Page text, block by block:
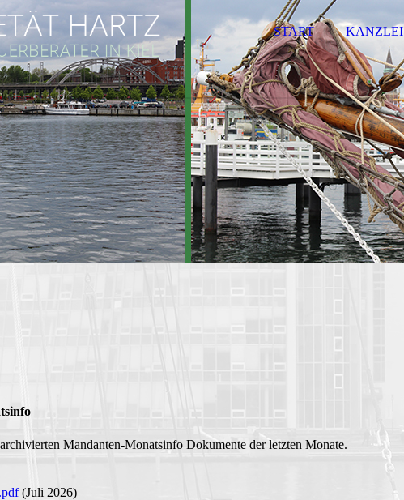
START KANZLEI
Mandanten-Monatsinfo Dokumente der letzten Monate.
(Juli 2026)